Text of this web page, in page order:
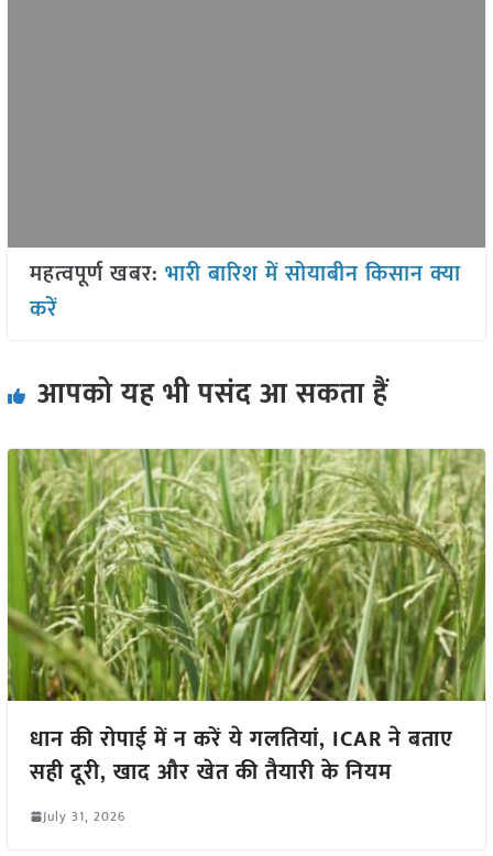
महत्वपूर्ण खबर: भारी बारिश में सोयाबीन किसान क्या
करें
आपको यह भी पसंद आ सकता हैं
धान की रोपाई में न करें ये गलतियां, ICAR ने बताए
सही दूरी, खाद और खेत की तैयारी के नियम
July 31, 2026